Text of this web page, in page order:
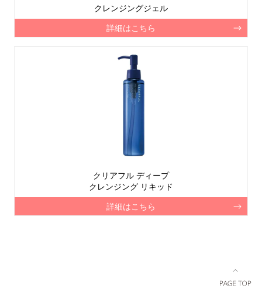
クレンジングジェル
詳細はこちら
クリアフル ディープ
クレンジング リキッド
詳細はこちら